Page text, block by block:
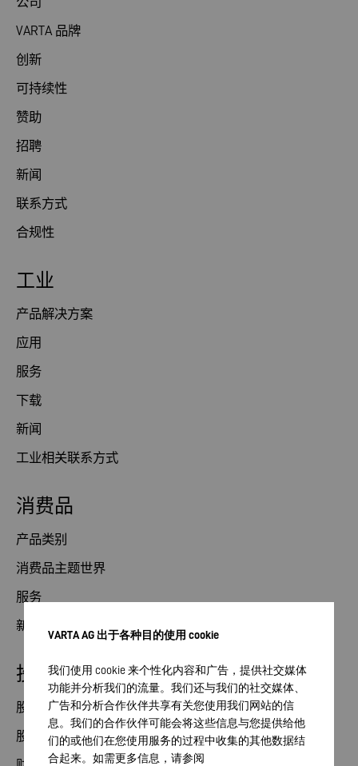
VARTA 品牌
创新
可持续性
赞助
招聘
新闻
联系方式
合规性
消费品
产品类别
消费品主题世界
服务
新闻
工业
产品解决方案
应用
服务
下载
新闻
工业相关联系方式
投资者关系部
股票
股东大会
VARTA AG 出于各种目的使用 cookie
我们使用 cookie 来个性化内容和广告，提供社交媒体
功能并分析我们的流量。我们还与我们的社交媒体、
广告和分析合作伙伴共享有关您使用我们网站的信
息。我们的合作伙伴可能会将这些信息与您提供给他
们的或他们在您使用服务的过程中收集的其他数据结
合起来。如需更多信息，请参阅